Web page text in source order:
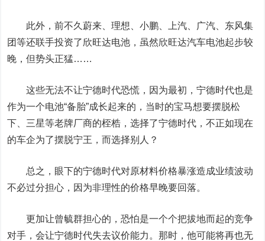
此外，前不久蔚来、理想、小鹏、上汽、广汽、东风集
团等还联手投资了欣旺达电池，虽然欣旺达汽车电池起步较
晚，但势头正猛……
这些无法不让宁德时代恐慌，因为最初，宁德时代也是
作为一个电池“备胎”成长起来的，当时的宝马想要摆脱松
下、三星等老牌厂商的桎梏，选择了宁德时代，不正如现在
的车企为了摆脱宁王，而选择别人？
总之，眼下的宁德时代对原材料价格暴涨造成业绩波动
不必过分担心，因为非理性的价格早晚要回落。
更加让曾毓群担心的，恐怕是一个个把拔地而起的竞争
对手，会让宁德时代失去议价能力。那时，他可能将再也无